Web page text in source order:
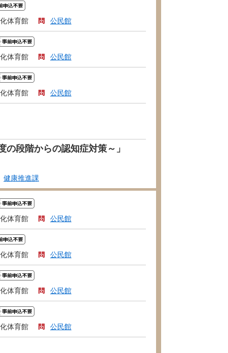
体育館 公民館
体育館 公民館
体育館 公民館
段階からの認知症対策～」
健康推進課
体育館 公民館
体育館 公民館
体育館 公民館
体育館 公民館